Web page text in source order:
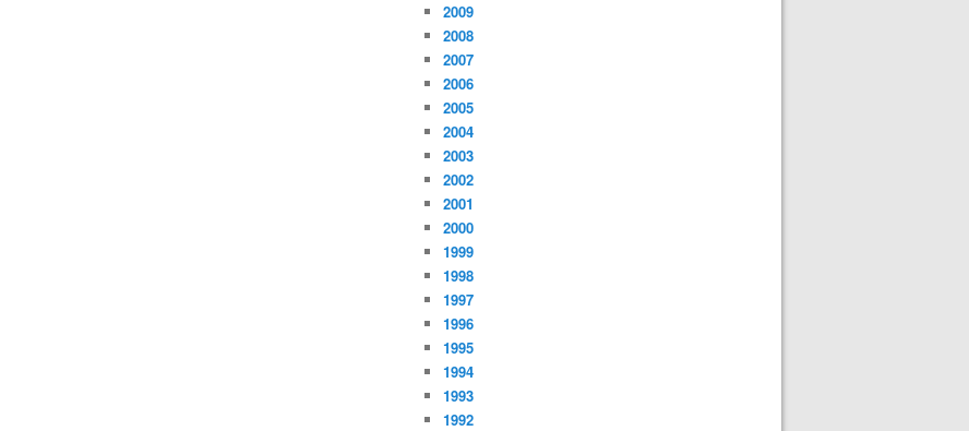
2009
2008
2007
2006
2005
2004
2003
2002
2001
2000
1999
1998
1997
1996
1995
1994
1993
1992